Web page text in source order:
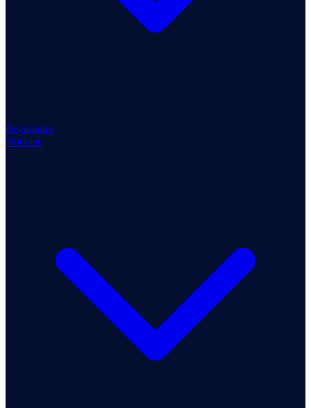
Regionales
Noticias